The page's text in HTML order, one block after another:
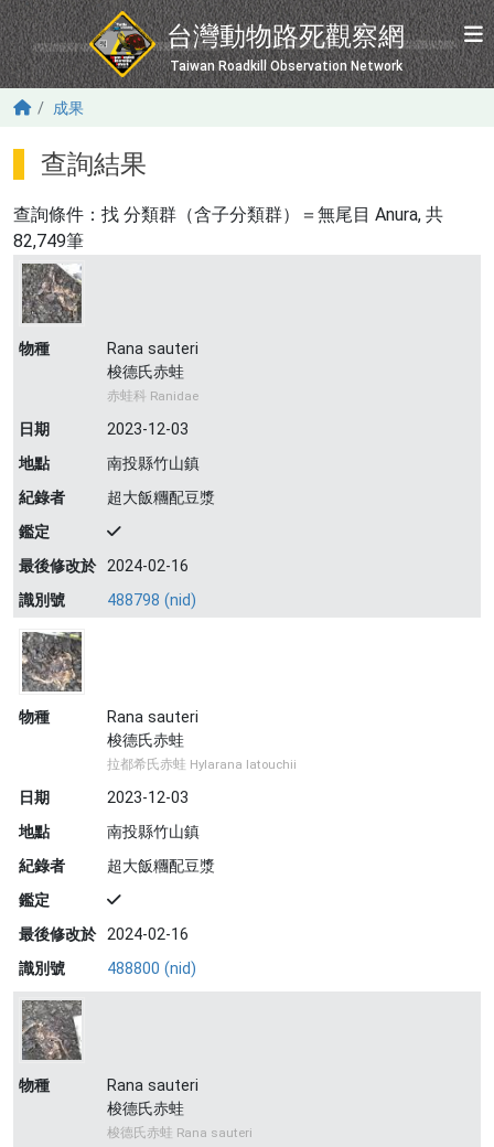
移至主內容
台灣動物路死觀察網
Taiwan Roadkill Observation Network
成果
查詢結果
查詢條件：找 分類群（含子分類群）＝無尾目 Anura, 共
82,749筆
物種
Rana sauteri
梭德氏赤蛙
赤蛙科 Ranidae
日期
2023-12-03
地點
南投縣竹山鎮
紀錄者
超大飯糰配豆漿
鑑定
最後修改於 2024-02-16
識別號
488798 (nid)
物種
Rana sauteri
梭德氏赤蛙
拉都希氏赤蛙 Hylarana latouchii
日期
2023-12-03
地點
南投縣竹山鎮
紀錄者
超大飯糰配豆漿
鑑定
最後修改於 2024-02-16
識別號
488800 (nid)
物種
Rana sauteri
梭德氏赤蛙
梭德氏赤蛙 Rana sauteri